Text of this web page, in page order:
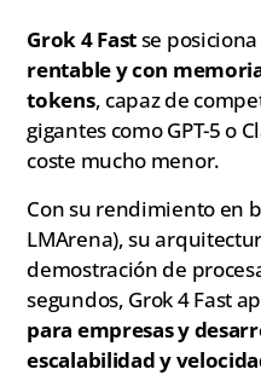
Grok 4 Fastse
rentable y con
tokens, capaz de
gigantes como GPT-5 o
coste mucho menor.
Con su rendimiento en
LMArena), su
demostración de
segundos, Grok 4 Fast
para empresas y
escalabilidad y